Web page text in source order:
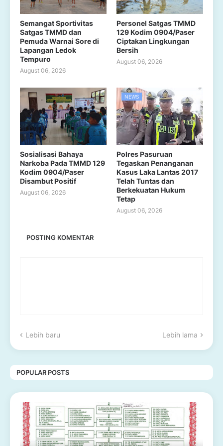
Semangat Sportivitas
Satgas TMMD dan
Pemuda Warnai Sore di
Lapangan Ledok
Tempuro
August 06, 2026
Personel Satgas TMMD
129 Kodim 0904/Paser
Ciptakan Lingkungan
Bersih
August 06, 2026
Sosialisasi Bahaya
Narkoba Pada TMMD 129
Kodim 0904/Paser
Disambut Positif
August 06, 2026
NEWS
Polres Pasuruan
Tegaskan Penanganan
Kasus Laka Lantas 2017
Telah Tuntas dan
Berkekuatan Hukum
Tetap
August 06, 2026
POSTING KOMENTAR
Lebih baru Lebih lama
POPULAR POSTS